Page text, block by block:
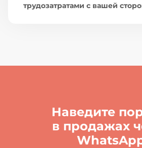
трудозатратами с вашей
Наведите
в продажах